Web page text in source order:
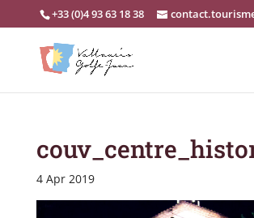
+33 (0)4 93 63 18 38
4 Apr 2019